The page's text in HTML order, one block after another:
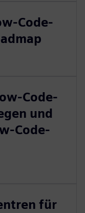
Code-
Code-
und
Code-
für